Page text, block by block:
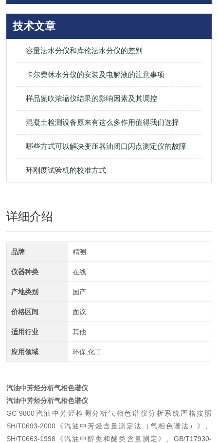
技术文章
容量法水分仪和库伦法水分仪的差别
卡尔费休水分仪的安装及电解液的注意事项
样品氮吹浓缩仪结果的影响因素及其调控
混凝土检测设备原来有这么多作用值得我们选择
哪些方式可以解决变压器油闭口闪点测定仪的故障
环刚度试验机的校准方式
详细介绍
品牌 精测
仪器种类 在线
产地类别 国产
价格区间 面议
适用行业 其他
应用领域 环保,化工
汽油中芳烃分析气相色谱仪
汽油中芳烃分析气相色谱仪
GC-9800汽油中芳烃检测分析气相色谱仪分析系统严格按照
SH/T0693-2000《汽油中芳烃含量测定法（气相色谱法）》、
SH/T0663-1998《汽油中醇类和醚类含量测定》、GB/T17930-